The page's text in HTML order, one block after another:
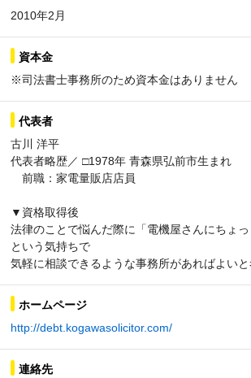
2010年2月
資本金
※司法書士事務所のため資本金はありません
代表者
古川 洋平
代表者略歴／ □1978年 青森県弘前市生まれ
前職：家電量販店店員
▼資格取得後
法律のことで悩んだ際に「電機屋さんにちょっ
という気持ちで
気軽に相談できるような事務所があればよいと
ホームページ
http://debt.kogawasolicitor.com/
連絡先